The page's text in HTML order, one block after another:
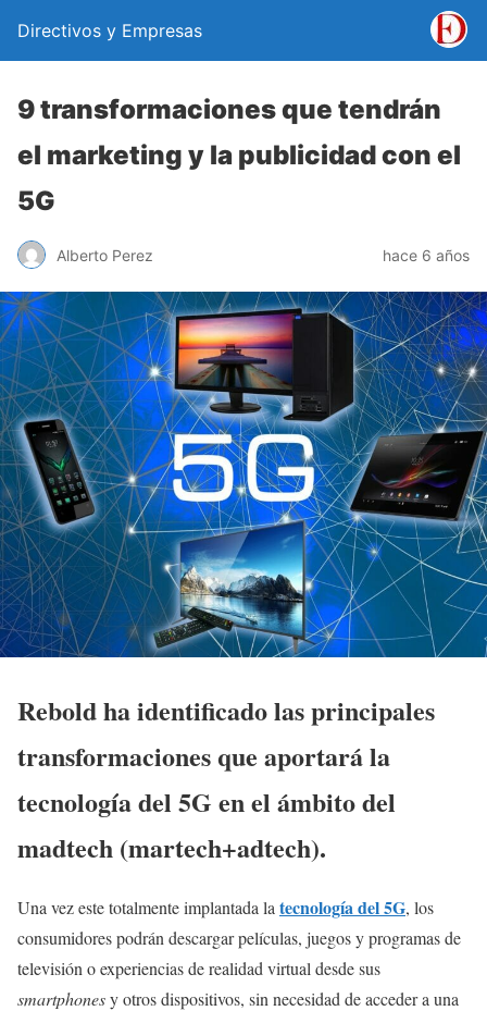
Directivos y Empresas
9 transformaciones que tendrán
el marketing y la publicidad con el
5G
Alberto Perez hace 6 años
Rebold ha identificado las principales
transformaciones que aportará la
tecnología del 5G en el ámbito del
madtech (martech+adtech).
Una vez este totalmente implantada la tecnología del 5G, los
consumidores podrán descargar películas, juegos y programas de
televisión o experiencias de realidad virtual desde sus
smartphonesy otros dispositivos, sin necesidad de acceder a una